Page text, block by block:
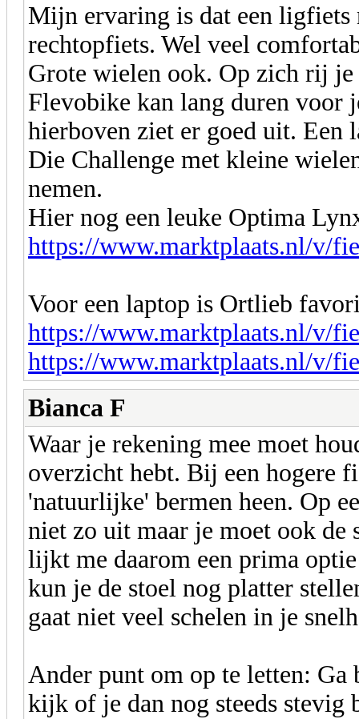
Mijn ervaring is dat een ligfiets
rechtopfiets. Wel veel
Grote wielen ook. Op zich rij
Flevobike kan lang duren voor
hierboven ziet er goed uit. Een
Die Challenge met kleine
nemen.
Hier nog een leuke Optima
https://www.marktplaats.nl/v/
Voor een laptop is Ortlieb
https://www.marktplaats.nl/v/
https://www.marktplaats.nl/v/
Bianca F
Waar je rekening mee moet
overzicht hebt. Bij een hogere
'natuurlijke' bermen heen. Op
niet zo uit maar je moet ook de
lijkt me daarom een prima
kun je de stoel nog platter
gaat niet veel schelen in je
Ander punt om op te letten: Ga
kijk of je dan nog steeds stevig